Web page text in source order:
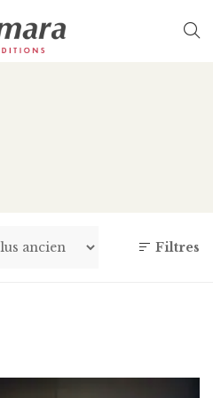
Filtres